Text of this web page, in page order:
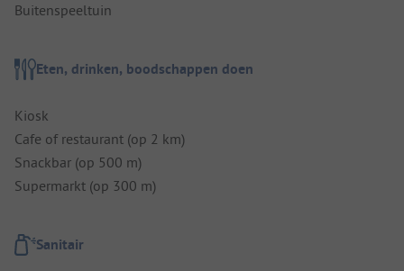
Buitenspeeltuin
Eten, drinken, boodschappen doen
Kiosk
Cafe of restaurant (op 2 km)
Snackbar (op 500 m)
Supermarkt (op 300 m)
Sanitair